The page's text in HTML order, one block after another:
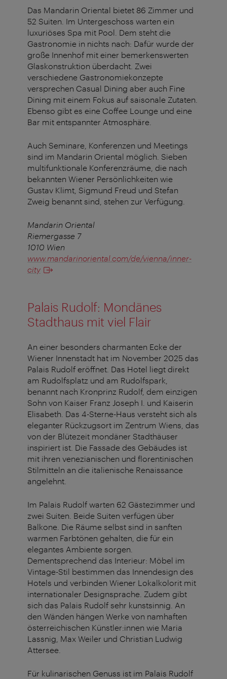
Das Mandarin Oriental bietet 86 Zimmer und
52 Suiten. Im Untergeschoss warten ein
luxuriöses Spa mit Pool. Dem steht die
Gastronomie in nichts nach: Dafür wurde der
große Innenhof mit einer bemerkenswerten
Glaskonstruktion überdacht. Zwei
verschiedene Gastronomiekonzepte
versprechen Casual Dining aber auch Fine
Dining mit einem Fokus auf saisonale Zutaten.
Ebenso gibt es eine Coffee Lounge und eine
Bar mit entspannter Atmosphäre.
Auch Seminare, Konferenzen und Meetings
sind im Mandarin Oriental möglich. Sieben
multifunktionale Konferenzräume, die nach
bekannten Wiener Persönlichkeiten wie
Gustav Klimt, Sigmund Freud und Stefan
Zweig benannt sind, stehen zur Verfügung.
Mandarin Oriental
Riemergasse 7
1010 Wien
www.mandarinoriental.com/de/vienna/inner-
city
Palais Rudolf: Mondänes
Stadthaus mit viel Flair
An einer besonders charmanten Ecke der
Wiener Innenstadt hat im November 2025 das
Palais Rudolf eröffnet. Das Hotel liegt direkt
am Rudolfsplatz und am Rudolfspark,
benannt nach Kronprinz Rudolf, dem einzigen
Sohn von Kaiser Franz Joseph I. und Kaiserin
Elisabeth. Das 4-Sterne-Haus versteht sich als
eleganter Rückzugsort im Zentrum Wiens, das
von der Blütezeit mondäner Stadthäuser
inspiriert ist. Die Fassade des Gebäudes ist
mit ihren venezianischen und florentinischen
Stilmitteln an die italienische Renaissance
angelehnt.
Im Palais Rudolf warten 62 Gästezimmer und
zwei Suiten. Beide Suiten verfügen über
Balkone. Die Räume selbst sind in sanften
warmen Farbtönen gehalten, die für ein
elegantes Ambiente sorgen.
Dementsprechend das Interieur: Möbel im
Vintage-Stil bestimmen das Innendesign des
Hotels und verbinden Wiener Lokalkolorit mit
internationaler Designsprache. Zudem gibt
sich das Palais Rudolf sehr kunstsinnig. An
den Wänden hängen Werke von namhaften
österreichischen Künstler:innen wie Maria
Lassnig, Max Weiler und Christian Ludwig
Attersee.
Für kulinarischen Genuss ist im Palais Rudolf